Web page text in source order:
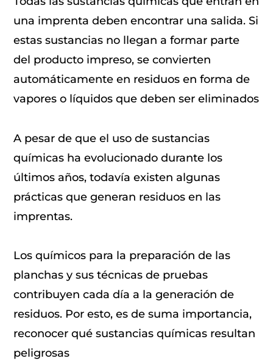
una imprenta deben encontrar una salida. Si
estas sustancias no llegan a formar parte
del producto impreso, se convierten
automáticamente en residuos en forma de
vapores o líquidos que deben ser eliminados
A pesar de que el uso de sustancias
químicas ha evolucionado durante los
últimos años, todavía existen algunas
prácticas que generan residuos en las
imprentas.
Los químicos para la preparación de las
planchas y sus técnicas de pruebas
contribuyen cada día a la generación de
residuos. Por esto, es de suma importancia,
reconocer qué sustancias químicas resultan
peligrosas